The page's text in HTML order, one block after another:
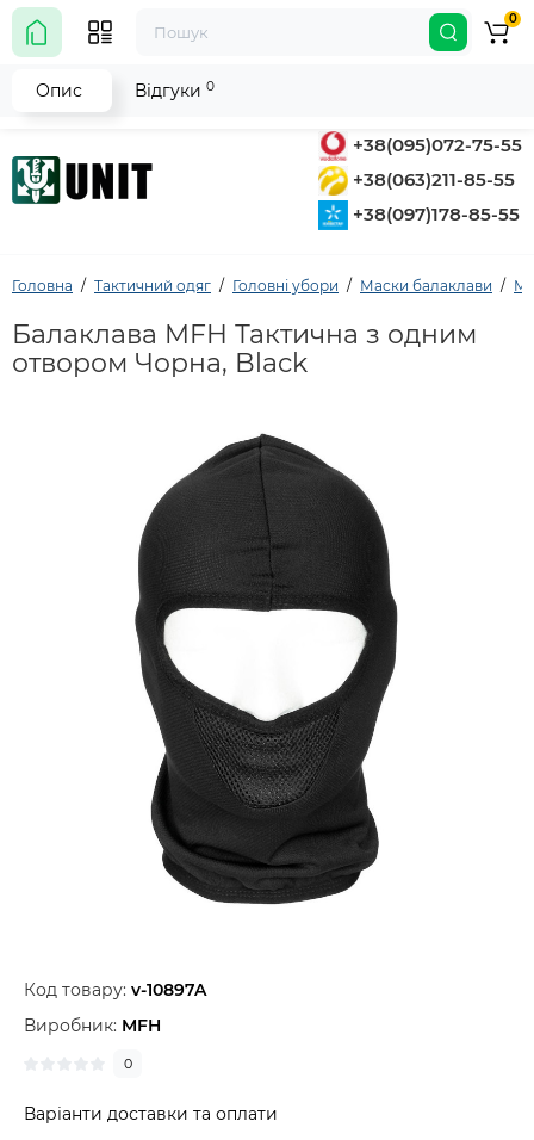
+38(095)072-75-55
+38(063)211-85-55
+38(097)178-85-55
0
Головна Тактичний одяг Головні убори Маски балаклави
Балаклава MFH Тактична з одним
отвором Чорна, Black
Код товару: v-10897A
Виробник: MFH
0
Варіанти доставки та оплати
Опис Відгуки 0